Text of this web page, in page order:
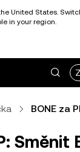
United States.
in your region.
BONE za
Směnit